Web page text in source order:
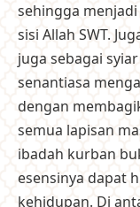
sehingga
sisi Allah SWT.
juga sebagai
senantiasa
dengan
semua lapisan
ibadah kurban
esensinya dapat
kehidupan. Di